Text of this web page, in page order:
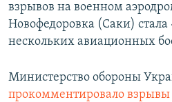
взрывов на военном
Новофедоровка (Саки) стала
нескольких авиационных
Министерство обороны
прокомментировало взрывы